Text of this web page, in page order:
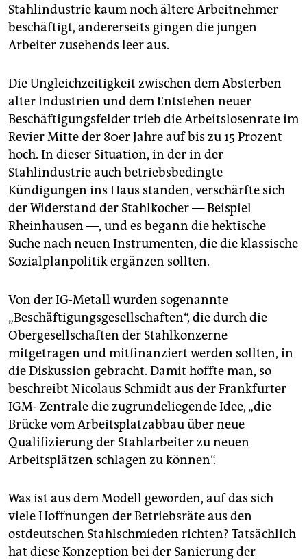
Stahlindustrie kaum noch ältere Arbeitnehmer
beschäftigt, andererseits gingen die jungen
Arbeiter zusehends leer aus.
Die Ungleichzeitigkeit zwischen dem Absterben
alter Industrien und dem Entstehen neuer
Beschäftigungsfelder trieb die Arbeitslosenrate im
Revier Mitte der 80er Jahre auf bis zu 15 Prozent
hoch. In dieser Situation, in der in der
Stahlindustrie auch betriebsbedingte
Kündigungen ins Haus standen, verschärfte sich
der Widerstand der Stahlkocher — Beispiel
Rheinhausen —, und es begann die hektische
Suche nach neuen Instrumenten, die die klassische
Sozialplanpolitik ergänzen sollten.
Von der IG-Metall wurden sogenannte
„Beschäftigungsgesellschaften“, die durch die
Obergesellschaften der Stahlkonzerne
mitgetragen und mitfinanziert werden sollten, in
die Diskussion gebracht. Damit hoffte man, so
beschreibt Nicolaus Schmidt aus der Frankfurter
IGM- Zentrale die zugrundeliegende Idee, „die
Brücke vom Arbeitsplatzabbau über neue
Qualifizierung der Stahlarbeiter zu neuen
Arbeitsplätzen schlagen zu können“.
Was ist aus dem Modell geworden, auf das sich
viele Hoffnungen der Betriebsräte aus den
ostdeutschen Stahlschmieden richten? Tatsächlich
hat diese Konzeption bei der Sanierung der